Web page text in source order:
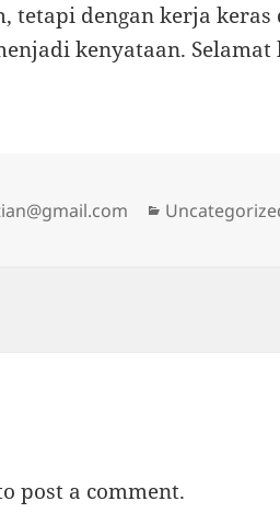
tetapi dengan kerja keras
kenyataan. Selamat
Categories
post a comment.